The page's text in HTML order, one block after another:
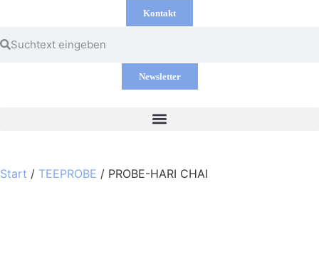
Kontakt
Newsletter
Start / TEEPROBE / PROBE-HARI CHAI